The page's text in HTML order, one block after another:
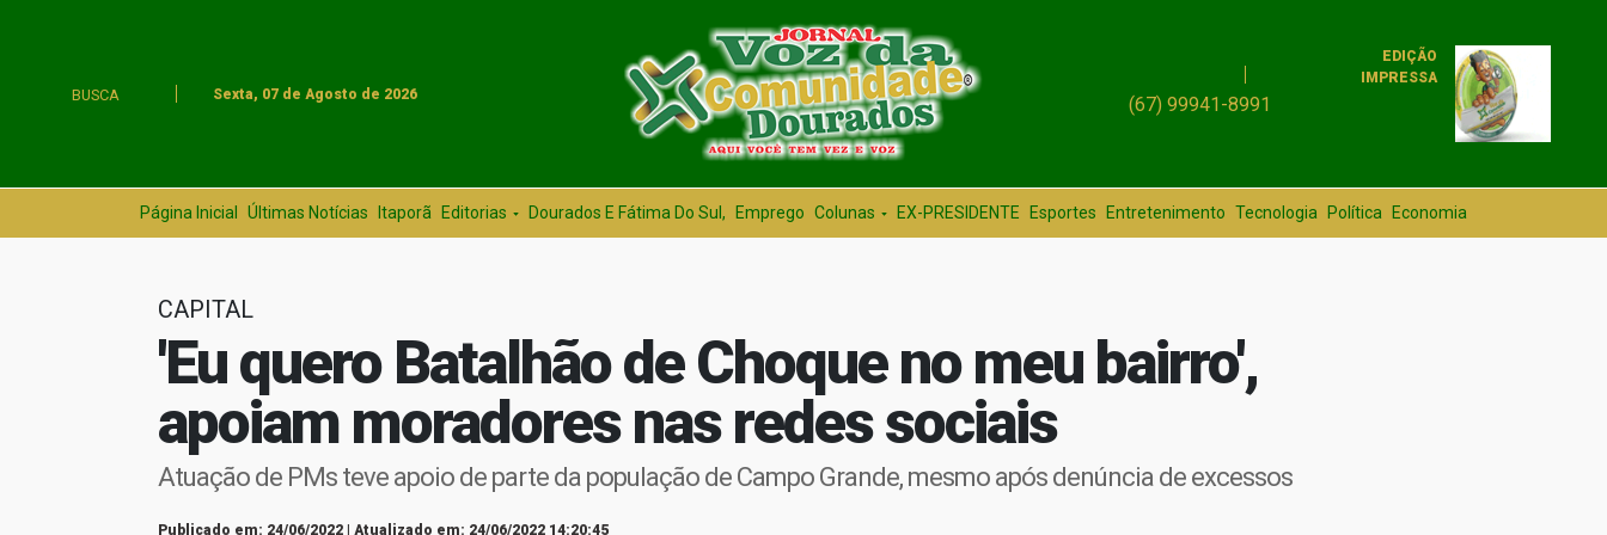
BUSCA Sexta, 07 de Agosto de 2026 (67) 99941-8991
EDIÇÃO
IMPRESSA
Página Inicial Últimas Notícias Itaporã Editorias Dourados E Fátima Do Sul, Emprego Colunas EX-PRESIDENTE Esportes Entretenimento Tecnologia Política Economia
CAPITAL
'Eu quero Batalhão de Choque no meu bairro',
apoiam moradores nas redes sociais
Atuação de PMs teve apoio de parte da população de Campo Grande, mesmo após denúncia de excessos
Publicado em: 24/06/2022 | Atualizado em: 24/06/2022 14:20:45